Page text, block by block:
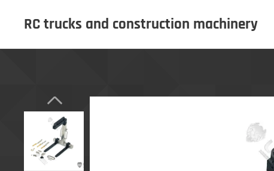
RC trucks and construction machinery